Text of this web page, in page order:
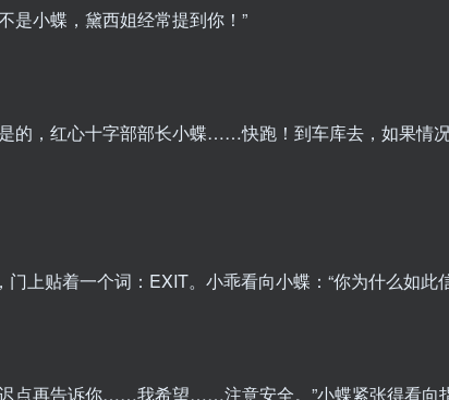
是小蝶，黛西姐经常提到你！”
的，红心十字部部长小蝶……快跑！到车库去，如果情
上贴着一个词：EXIT。小乖看向小蝶：“你为什么如此
点再告诉你……我希望……注意安全。”小蝶紧张得看向